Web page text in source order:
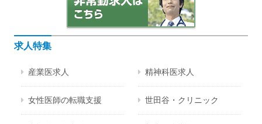
求人特集
産業医求人 精神科医求人
女性医師の転職支援 世田谷・クリニック